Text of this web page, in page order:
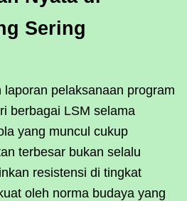
Sering
pelaksanaan program
berbagai LSM selama
yang muncul cukup
terbesar bukan selalu
resistensi di tingkat
oleh norma budaya yang